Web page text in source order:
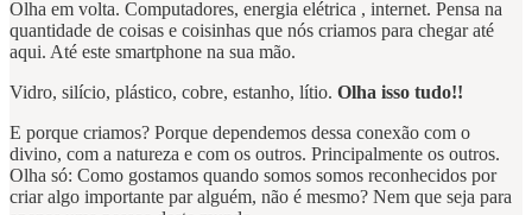
Olha em volta. Computadores, energia elétrica , internet. Pensa na
quantidade de coisas e coisinhas que nós criamos para chegar até
aqui. Até este smartphone na sua mão.
Vidro, silício, plástico, cobre, estanho, lítio. Olha isso tudo!!
E porque criamos? Porque dependemos dessa conexão com o
divino, com a natureza e com os outros. Principalmente os outros.
Olha só: Como gostamos quando somos somos reconhecidos por
criar algo importante par alguém, não é mesmo? Nem que seja para